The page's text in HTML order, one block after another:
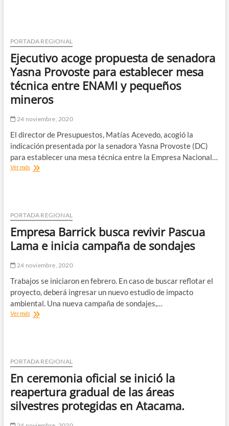
horas
13
casos
nuevos
de
Coronavirus
85
activos
PORTADA REGIONAL
Ejecutivo acoge propuesta de senadora
Yasna Provoste para establecer mesa
técnica entre ENAMI y pequeños
mineros
24 noviembre, 2020
El director de Presupuestos, Matías Acevedo, acogió la
indicación presentada por la senadora Yasna Provoste (DC)
para establecer una mesa técnica entre la Empresa Nacional…
Ver másEjecutivo
Yasna
Provoste
para
establecer
mesa
entre
ENAMI
y
pequeños
mineros
PORTADA REGIONAL
Empresa Barrick busca revivir Pascua
Lama e inicia campaña de sondajes
24 noviembre, 2020
Trabajos se iniciaron en febrero. En caso de buscar reflotar el
proyecto, deberá ingresar un nuevo estudio de impacto
ambiental. Una nueva campaña de sondajes,…
Ver másEmpresa
Lama
e
inicia
campaña
de
sondajes
PORTADA REGIONAL
En ceremonia oficial se inició la
reapertura gradual de las áreas
silvestres protegidas en Atacama.